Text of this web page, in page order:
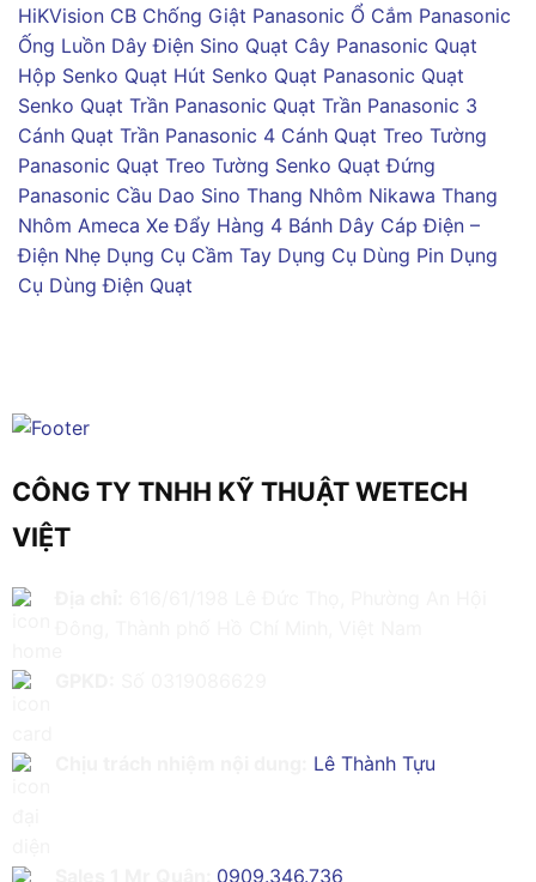
HiKVision CB Chống Giật Panasonic Ổ Cắm Panasonic
Ống Luồn Dây Điện Sino Quạt Cây Panasonic Quạt
Hộp Senko Quạt Hút Senko Quạt Panasonic Quạt
Senko Quạt Trần Panasonic Quạt Trần Panasonic 3
Cánh Quạt Trần Panasonic 4 Cánh Quạt Treo Tường
Panasonic Quạt Treo Tường Senko Quạt Đứng
Panasonic Cầu Dao Sino Thang Nhôm Nikawa Thang
Nhôm Ameca Xe Đẩy Hàng 4 Bánh Dây Cáp Điện –
Điện Nhẹ Dụng Cụ Cầm Tay Dụng Cụ Dùng Pin Dụng
Cụ Dùng Điện Quạt
CÔNG TY TNHH KỸ THUẬT WETECH
VIỆT
Lê Thành Tựu
0909.346.736